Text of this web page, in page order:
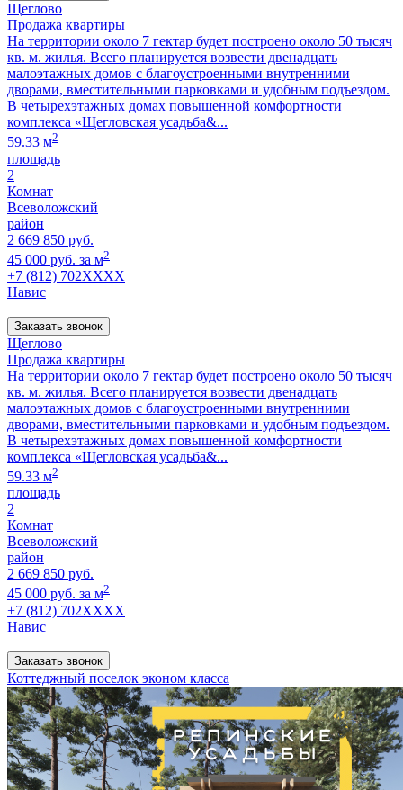
Щеглово
Продажа квартиры
На территории около 7 гектар будет построено около 50 тысяч
кв. м. жилья. Всего планируется возвести двенадцать
малоэтажных домов с благоустроенными внутренними
дворами, вместительными парковками и удобным подъездом.
В четырехэтажных домах повышенной комфортности
комплекса «Щегловская усадьба&...
59.33 м2
площадь
2
Комнат
Всеволожский
район
2 669 850 руб.
45 000 руб. за м2
+7 (812) 702XXXX
Навис
Заказать звонок
Щеглово
Продажа квартиры
На территории около 7 гектар будет построено около 50 тысяч
кв. м. жилья. Всего планируется возвести двенадцать
малоэтажных домов с благоустроенными внутренними
дворами, вместительными парковками и удобным подъездом.
В четырехэтажных домах повышенной комфортности
комплекса «Щегловская усадьба&...
59.33 м2
площадь
2
Комнат
Всеволожский
район
2 669 850 руб.
45 000 руб. за м2
+7 (812) 702XXXX
Навис
Заказать звонок
Коттеджный поселок эконом класса